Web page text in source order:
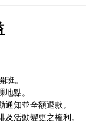
。
點。
知並全額退款。
活動變更之權利。